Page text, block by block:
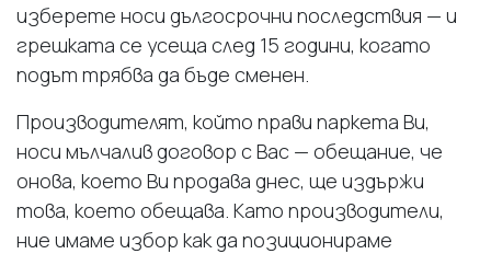
изберете носи дългосрочни последствия — и
грешката се усеща след 15 години, когато
подът трябва да бъде сменен.
Производителят, който прави паркета Ви,
носи мълчалив договор с Вас — обещание, че
онова, което Ви продава днес, ще издържи
това, което обещава. Като производители,
ние имаме избор как да позиционираме